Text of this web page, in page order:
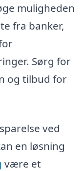
muligheden
fra banker,
Sørg for
og tilbud for
ved
en løsning
være et